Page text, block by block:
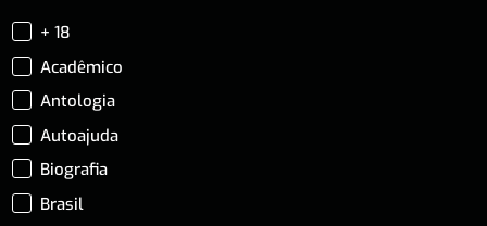
+ 18
Acadêmico
Antologia
Autoajuda
Biografia
Brasil